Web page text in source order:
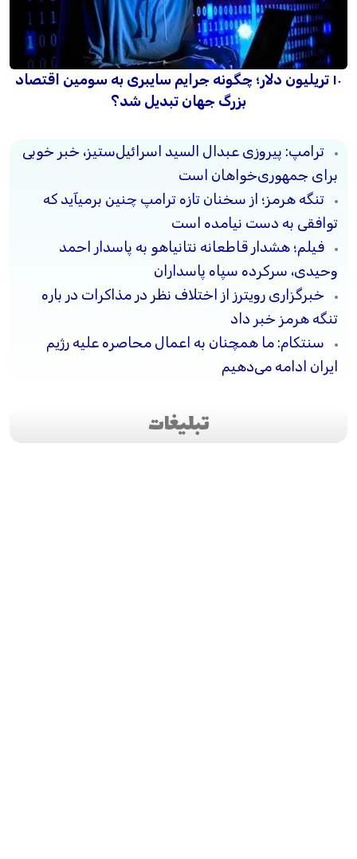
۱۰ تریلیون دلار؛ چگونه جرایم سایبری به سومین اقتصاد
بزرگ جهان تبدیل شد؟
ترامپ: پیروزی عبدال السید اسرائیل‌ستیز، خبر خوبی
برای جمهوری‌خواهان است
تنگه هرمز؛ از سخنان تازه ترامپ چنین برمیآید که
توافقی به دست نیامده است
فیلم؛ هشدار قاطعانه نتانیاهو به پاسدار احمد
وحیدی، سرکرده سپاه پاسداران
خبرگزاری رویترز از اختلاف نظر در مذاکرات در باره
تنگه هرمز خبر داد
سنتکام: ما همچنان به اعمال محاصره علیه رژیم
ایران ادامه می‌دهیم
تبلیغات